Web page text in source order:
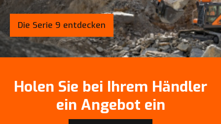
Die Serie 9 entdecken
Holen Sie bei Ihrem Händler
ein Angebot ein